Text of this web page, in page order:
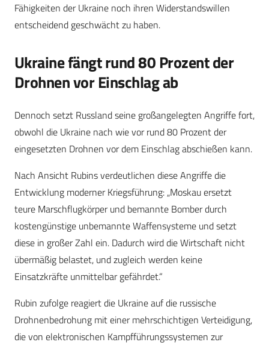
Fähigkeiten der Ukraine noch ihren Widerstandswillen
entscheidend geschwächt zu haben.
Ukraine fängt rund 80 Prozent der
Drohnen vor Einschlag ab
Dennoch setzt Russland seine großangelegten Angriffe fort,
obwohl die Ukraine nach wie vor rund 80 Prozent der
eingesetzten Drohnen vor dem Einschlag abschießen kann.
Nach Ansicht Rubins verdeutlichen diese Angriffe die
Entwicklung moderner Kriegsführung: „Moskau ersetzt
teure Marschflugkörper und bemannte Bomber durch
kostengünstige unbemannte Waffensysteme und setzt
diese in großer Zahl ein. Dadurch wird die Wirtschaft nicht
übermäßig belastet, und zugleich werden keine
Einsatzkräfte unmittelbar gefährdet.“
Rubin zufolge reagiert die Ukraine auf die russische
Drohnenbedrohung mit einer mehrschichtigen Verteidigung,
die von elektronischen Kampfführungssystemen zur